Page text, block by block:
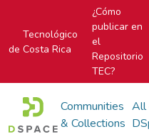
Tecnológico
de Costa Rica
¿Cómo
publicar en
el
Repositorio
TEC?
Communities
& Collections
All